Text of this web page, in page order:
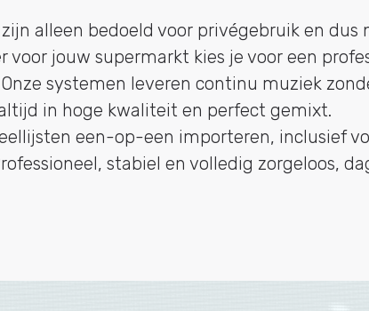
alleen bedoeld voor privégebruik en dus
jouw supermarkt kies je voor een
systemen leveren continu muziek
in hoge kwaliteit en perfect gemixt.
een-op-een importeren, inclusief
stabiel en volledig zorgeloos,